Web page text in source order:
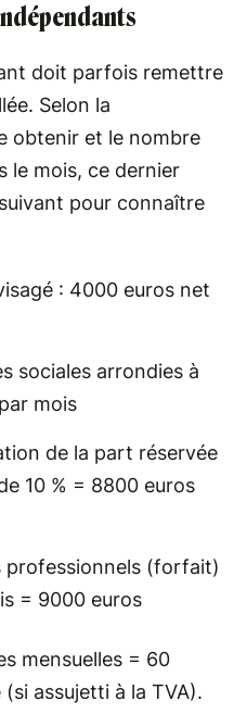
doit parfois remettre
Selon la
obtenir et le nombre
le mois, ce dernier
pour connaître
: 4000 euros net
sociales arrondies à
mois
de la part réservée
10 % = 8800 euros
professionnels (forfait)
= 9000 euros
mensuelles = 60
(si assujetti à la TVA).